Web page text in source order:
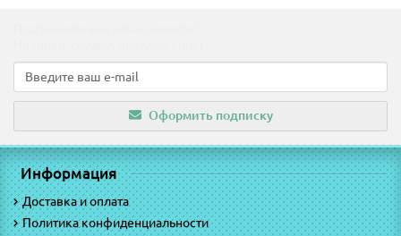
Оформить подписку
Информация
Доставка и оплата
Политика конфиденциальности